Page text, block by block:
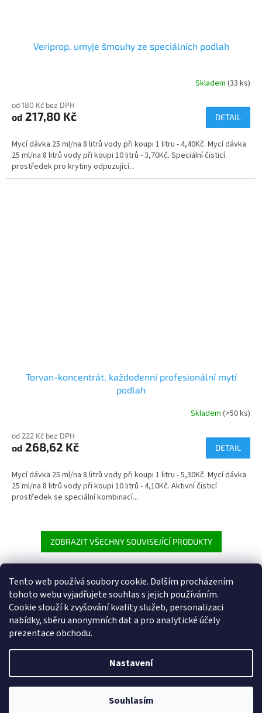
Tento web používá soubory cookie. Dalším procházením
tohoto webu vyjadřujete souhlas s jejich používáním.
Cookieslouží k zvyšování kvality služeb, personalizaci
nabídky, sběru anonymních dat a pro analytické účely
prezentace obchodu.
Nastavení
Souhlasím
Veriprop, umyje šmouhy ze speciálních podlah
produktu
je
z
5
hvězdiček.
Skladem(33 ks)
od 180 Kč bez DPH
od 217,80 Kč DETAIL
Mycí dávka 25 ml/na 8 litrů vody při koupi 1 litru - 4,40Kč. Mycí dávka
25 ml/na 8 litrů vody při koupi 10 litrů - 3,70Kč. Speciální čisticí
prostředek pro krytiny odpuzující...
Torvan-koncentrát, každodenní profesionální mytí
podlah
produktu
je
z
5
hvězdiček.
Skladem(>50 ks)
od 222 Kč bez DPH
od 268,62 Kč DETAIL
Mycí dávka 25 ml/na 8 litrů vody při koupi 1 litru - 5,30Kč. Mycí dávka
25 ml/na 8 litrů vody při koupi 10 litrů - 4,10Kč. Aktivní čisticí
prostředek se speciální kombinací...
ZOBRAZIT VŠECHNY SOUVISEJÍCÍ PRODUKTY
Heureka.cz
Vytvořil Shoptet
Hilso. Všechna práva vyhrazena.